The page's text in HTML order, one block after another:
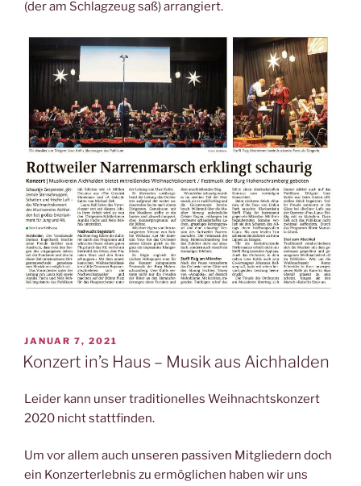
(der am Schlagzeug saß) arrangiert.
VERÖFFENTLICHT
AM
JANUAR 7, 2021
Konzert in’s Haus – Musik aus Aichhalden
Leider kann unser traditionelles Weihnachtskonzert
2020 nicht stattfinden.
Um vor allem auch unseren passiven Mitgliedern doch
ein Konzerterlebnis zu ermöglichen haben wir uns